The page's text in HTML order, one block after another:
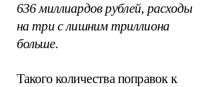
636 миллиардов рублей, расходы
на три с лишним триллиона
больше.
Такого количества поправок к